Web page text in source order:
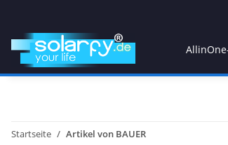
Startseite Artikel von BAUER